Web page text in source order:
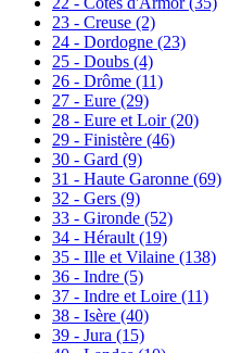
23 - Creuse (2)
24 - Dordogne (23)
25 - Doubs (4)
26 - Drôme (11)
27 - Eure (29)
28 - Eure et Loir(20)
29 - Finistère (46)
30 - Gard (9)
31 - Haute Garonne (69)
32 - Gers (9)
33 - Gironde (52)
34 - Hérault (19)
35 - Ille et Vilaine (138)
36 - Indre (5)
37 - Indre et Loire (11)
38 - Isère (40)
39 - Jura (15)